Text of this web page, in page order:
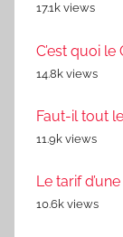
17.1k views
C’est quoi
14.8k views
Faut-il tout
11.9k views
Le tarif
10.6k views